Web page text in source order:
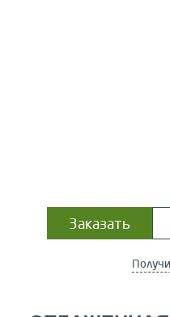
Заказать